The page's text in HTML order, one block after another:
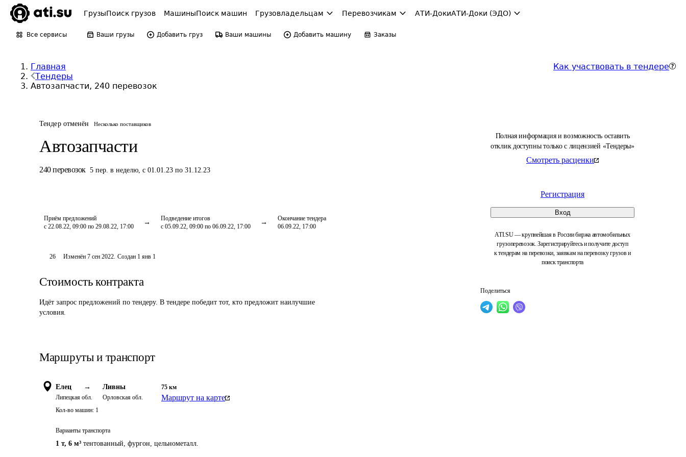
ГрузыПоиск грузов МашиныПоиск машин Грузовладельцам Перевозчикам АТИ-ДокиАТИ-Доки (ЭДО)
Все сервисы Ваши грузы Добавить груз Ваши машины Добавить машину Заказы
Главная
Тендеры
Автозапчасти, 240 перевозок
Как участвовать в тендере
Тендер отменён Несколько поставщиков
Автозапчасти
240 перевозок 5 пер. в неделю, с 01.01.23 по 31.12.23
Приём предложений
с 22.08.22, 09:00 по 29.08.22, 17:00
Подведение итогов
с 05.09.22, 09:00 по 06.09.22, 17:00
Окончание тендера
06.09.22, 17:00
Полная информация и возможность оставить
отклик доступны только с лицензией «Тендеры»
Смотреть расценки
Регистрация
Вход
ATI.SU — крупнейшая в России биржа автомобильных
грузоперевозок. Зарегистрируйтесь и получите доступ
к тендерам на перевозки, заявкам на перевозку грузов и
поиск транспорта
Поделиться
26 Изменён7 сен 2022. Создан 1 янв 1
Стоимость контракта
Идёт запрос предложений по тендеру. В тендере победит тот, кто предложит наилучшие
условия.
Маршруты и транспорт
Елец →
Липецкая обл.
Ливны
Орловская обл.
75 км
Маршрут на карте
Кол-во машин: 1
Варианты транспорта
1 т, 6 м³ тентованный, фургон, цельнометалл.